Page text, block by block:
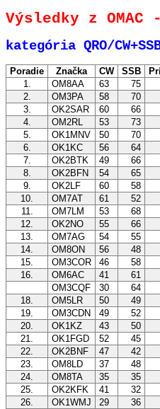
Výsledky z
kategória QRO/
Poradie Značka CW SSB
1.
OM8AA 63 75
2.
OM3PA 58 70
3.
OK2SAR 60 66
4.
OM2RL 53 73
5.
OK1MNV 50 70
6.
OK1KC 56 64
7.
OK2BTK 49 66
8.
OK2BFN 54 65
9.
OK2LF 60 58
10.
OM7AT 61 52
11.
OM7LM 53 68
12.
OK2NO 55 66
13.
OM7AG 54 55
14.
OM8ON 56 48
15.
OM3COR 46 58
16.
OM6AC 41 61
OM3CQF
30 64
18.
OM5LR 50 49
19.
OM3CDN 49 52
20.
OK1KZ 43 50
21.
OK1FGD 52 45
22.
OK2BNF 47 42
23.
OM8LD 37 48
24.
OM8TA 35 35
25.
OK2KFK 41 32
26.
OK1WMJ 29 36